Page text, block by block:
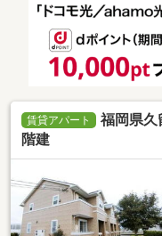
賃貸アパート
福岡県久
階建